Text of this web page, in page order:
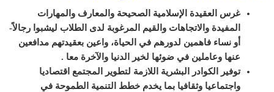
غرس العقيدة الإسلامية الصحيحة والمعارف والمهارات
المفيدة والاتجاهات والقيم المرغوبة لدى الطلاب ليشبوا رجالاً-
أو نساء فاهمين لدورهم في الحياة، واعين بعقيدتهم مدافعين
عنها وعاملين في ضوئها لخير
الدنيا والآخرة معا .
توفير الكوادر البشرية اللازمة لتطوير المجتمع اقتصاديا
واجتماعيا وثقافيا بما يخدم خطط التنمية الطموحة في